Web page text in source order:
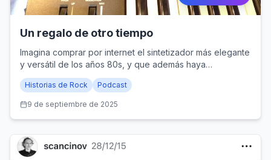
Un regalo de otro tiempo
Imagina comprar por internet el sintetizador más elegante
y versátil de los años 80s, y que además haya
pertenecido a un pionero de la música electrónica. Esto
le ocurrió a Manuel con el Yamaha DX7 del legendario
José Vicente Asuar.
Historias de Rock Podcast
9 de septiembre de 2025